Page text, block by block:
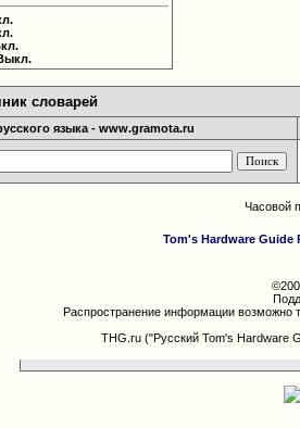
словарей
языка - www.gramota.ru
Часовой
Tom's Hardware Guide
Распространение информации возможно
THG.ru ("Русский Tom's Hardware